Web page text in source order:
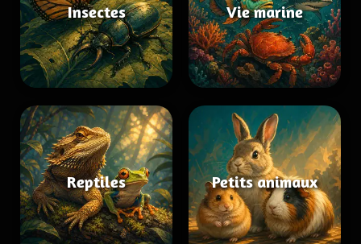
Insectes Vie marine
Reptiles Petits animaux